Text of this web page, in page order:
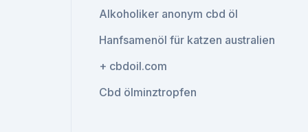
Alkoholiker anonym cbd öl
Hanfsamenöl für katzen australien
+ cbdoil.com
Cbd ölminztropfen